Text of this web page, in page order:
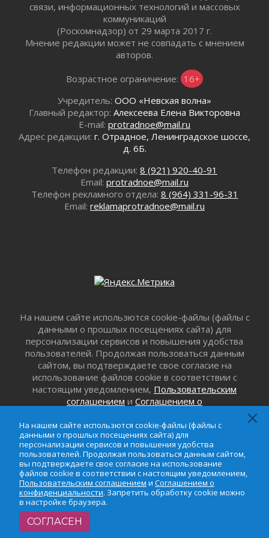
02 августа 2026
02 августа 2026
Километровые столбы «Дороги жизни»
02 августа 2026
операторов БПЛА
02 августа 2026
В Ивангороде появилась «Избушка-
Юхла, мука, кантеле и Водяной
Лето катится с горки
Лето без гаджетов
01 августа 2026
Безмолвный крик о помощи
01 августа 2026
В музей всей семьёй
01 августа 2026
Без заявлений и очередей
01 августа 2026
01 августа 2026
Все силы в кулак
01 августа 2026
Айда на пляж!
01 августа 2026
Один в поле — не воин
01 августа 2026
Пик топливного кризиса в регионе прошёл
связи, информационных технологий и массовых
коммуникаций
(Роскомнадзор) от 29 марта 2017 г.
Мнение редакции может не совпадать с мнением
авторов.
Возрастное ограничение: 16+
Учредитель: ООО «Невская волна»
Главный редактор: Алексеева Елена Викторовна
E-mail: protradnoe@mail.ru
Адрес редакции: г. Отрадное, Ленинградское шоссе,
д. 6Б.
Телефон редакции: 8 (921) 920-40-91
Email: protradnoe@mail.ru
Телефон рекламного отдела: 8 (964) 331-96-31
Email: reklamaprotradnoe@mail.ru
На нашем сайте использются cookie-файлы (файлы с
данными о прошлых посещениях сайта) для
персонализации сервисов и повышения удобства
пользователей. Продолжая пользоваться данным
сайтом, вы подтверждаете свое согласие на
использование файлов cookie в соответствии с
настоящим уведомлением, Пользовательским
соглашением и Соглашением о
можно в настройке браузера.
На нашем сайте использются cookie-файлы (файлы с
данными о прошлых посещениях сайта) для
персонализации сервисов и повышения удобства
пользователей. Продолжая пользоваться данным сайтом,
вы подтверждаете свое согласие на использование
файлов cookie в соответствии с настоящим уведомлением,
Пользовательским соглашением и Соглашением о
конфиденциальности. Запретить обработку cookie можно
в настройке браузера.
СОГЛАСЕН